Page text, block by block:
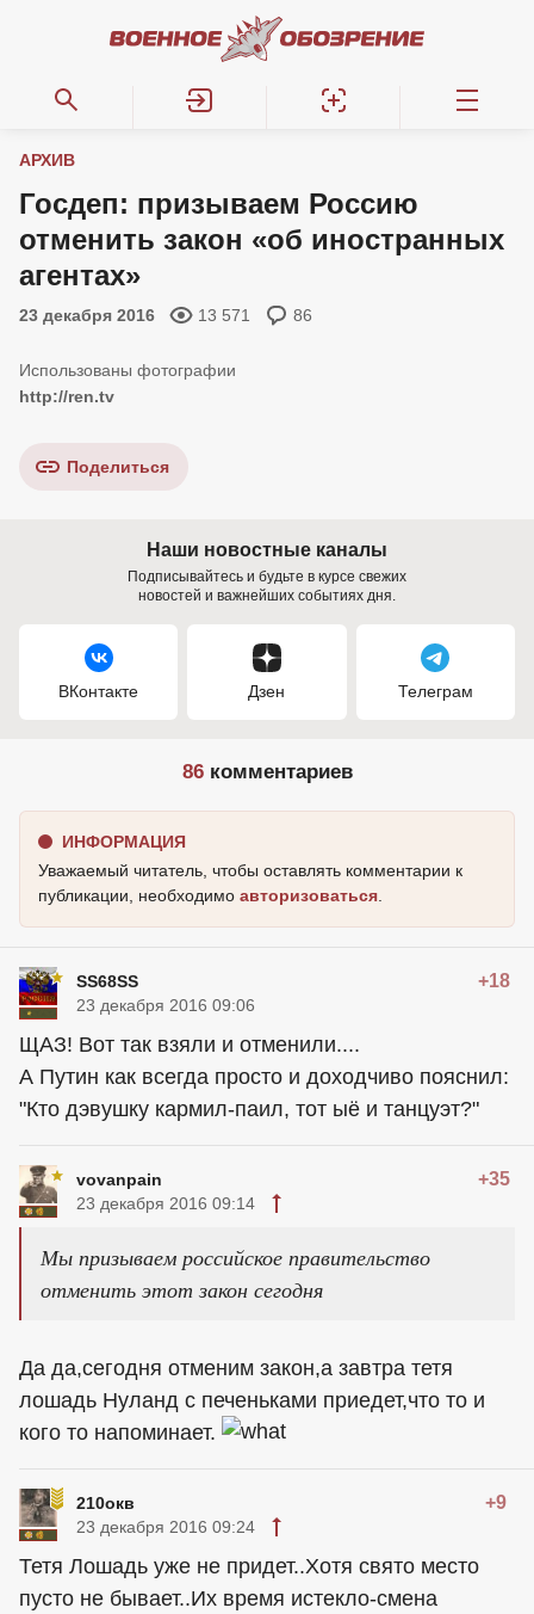
АРХИВ
Госдеп: призываем Россию
отменить закон «об иностранных
агентах»
23 декабря 2016 13 571 86
http://ren.tv
Поделиться
Наши новостные каналы
Подписывайтесь и будьте в курсе свежих
новостей и важнейших событиях дня.
ВКонтакте Дзен Телеграм
86комментариев
ИНФОРМАЦИЯ
Уважаемый читатель, чтобы оставлять комментарии к
публикации, необходимо авторизоваться
SS68SS +18
23 декабря 2016 09:06
ЩАЗ! Вот так взяли и отменили....
А Путин как всегда просто и доходчиво пояснил:
"Кто дэвушку кармил-паил, тот ыё и танцуэт?"
vovanpain +35
23 декабря 2016 09:14
Мы призываем российское правительство
отменить этот закон сегодня
Да да,сегодня отменим закон,а завтра тетя
лошадь Нуланд с печеньками приедет,что то и
кого то напоминает.
210окв +9
23 декабря 2016 09:24
Тетя Лошадь уже не придет..Хотя свято место
пусто не бывает..Их время истекло-смена